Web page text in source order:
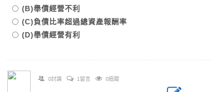
(B)舉債經營不利
(C)負債比率超過總資產報酬率
(D)舉債經營有利
0討論 1留言 0追蹤